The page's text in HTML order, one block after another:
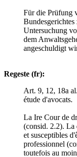
Für die Prüfung
Untersuchung
dem
angeschuldigt
Regeste (fr):
Art. 9, 12, 18a
étude d'avocats.
La Ire Cour de
(consid. 2.2). La
et susceptibles
professionnel
toutefois au